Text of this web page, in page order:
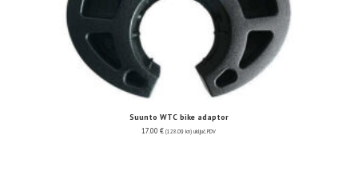
Suunto WTC bike adaptor
17.00 € (128.09 kn) uključ. PDV